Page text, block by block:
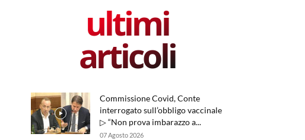
ultimi
articoli
Commissione Covid, Conte
interrogato sull’obbligo vaccinale
▷ “Non prova imbarazzo a...
07 Agosto 2026